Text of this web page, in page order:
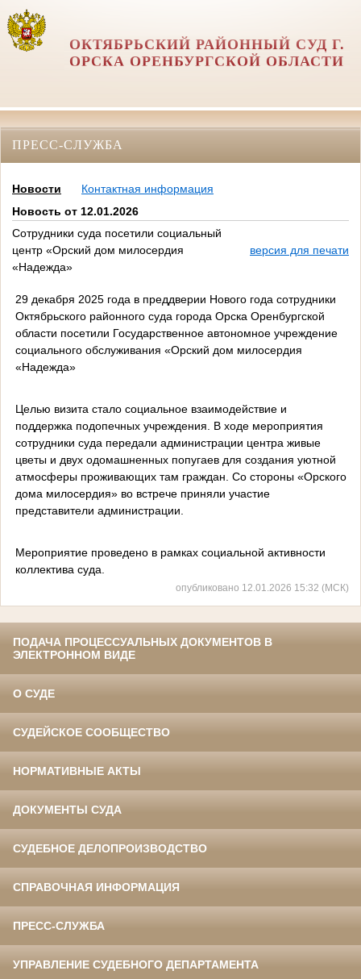
ОКТЯБРЬСКИЙ РАЙОННЫЙ СУД Г.
ОРСКА ОРЕНБУРГСКОЙ ОБЛАСТИ
ПРЕСС-СЛУЖБА
Новости
Контактная информация
Новость от 12.01.2026
Сотрудники суда посетили социальный
центр «Орский дом милосердия
«Надежда»
версия для печати
29 декабря 2025 года в преддверии Нового года сотрудники
Октябрьского районного суда города Орска Оренбургской
области посетили Государственное автономное учреждение
социального обслуживания «Орский дом милосердия
«Надежда»
Целью визита стало социальное взаимодействие и
поддержка подопечных учреждения. В ходе мероприятия
сотрудники суда передали администрации центра живые
цветы и двух одомашненных попугаев для создания уютной
атмосферы проживающих там граждан. Со стороны «Орского
дома милосердия» во встрече приняли участие
представители администрации.
Мероприятие проведено в рамках социальной активности
коллектива суда.
опубликовано 12.01.2026 15:32 (МСК)
ПОДАЧА ПРОЦЕССУАЛЬНЫХ ДОКУМЕНТОВ В
ЭЛЕКТРОННОМ ВИДЕ
О СУДЕ
СУДЕЙСКОЕ СООБЩЕСТВО
НОРМАТИВНЫЕ АКТЫ
ДОКУМЕНТЫ СУДА
СУДЕБНОЕ ДЕЛОПРОИЗВОДСТВО
СПРАВОЧНАЯ ИНФОРМАЦИЯ
ПРЕСС-СЛУЖБА
УПРАВЛЕНИЕ СУДЕБНОГО ДЕПАРТАМЕНТА